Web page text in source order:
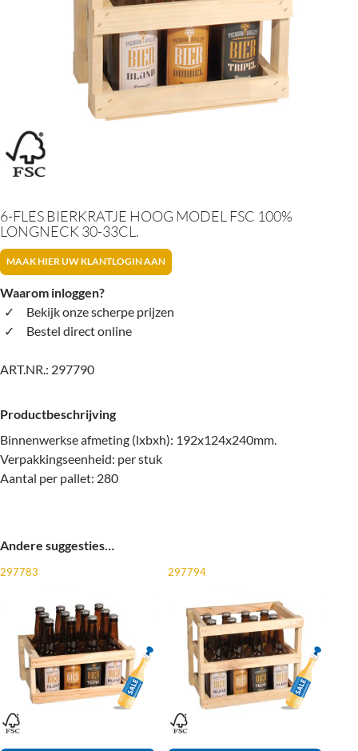
6-FLES BIERKRATJE HOOG MODEL FSC 100%
LONGNECK 30-33CL.
MAAK HIER UW KLANTLOGIN AAN
Waarom inloggen?
Bekijk onze scherpe prijzen
Bestel direct online
ART.NR.: 297790
Productbeschrijving
Binnenwerkse afmeting (lxbxh): 192x124x240mm.
Verpakkingseenheid: per stuk
Aantal per pallet: 280
Andere suggesties…
297783
Aanbieding!
297794